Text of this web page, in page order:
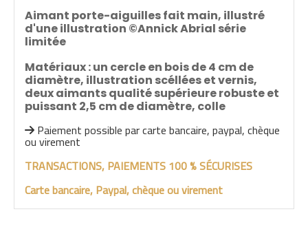
Aimant porte-aiguilles fait main, illustré
d'une illustration ©Annick Abrial série
limitée
Matériaux : un cercle en bois de 4 cm de
diamètre, illustration scéllées et vernis,
deux aimants qualité supérieure robuste et
puissant 2,5 cm de diamètre, colle
 Paiement possible par carte bancaire, paypal, chèque
ou virement
TRANSACTIONS, PAIEMENTS 100 % SÉCURISES
Carte bancaire, Paypal, chèque ou virement